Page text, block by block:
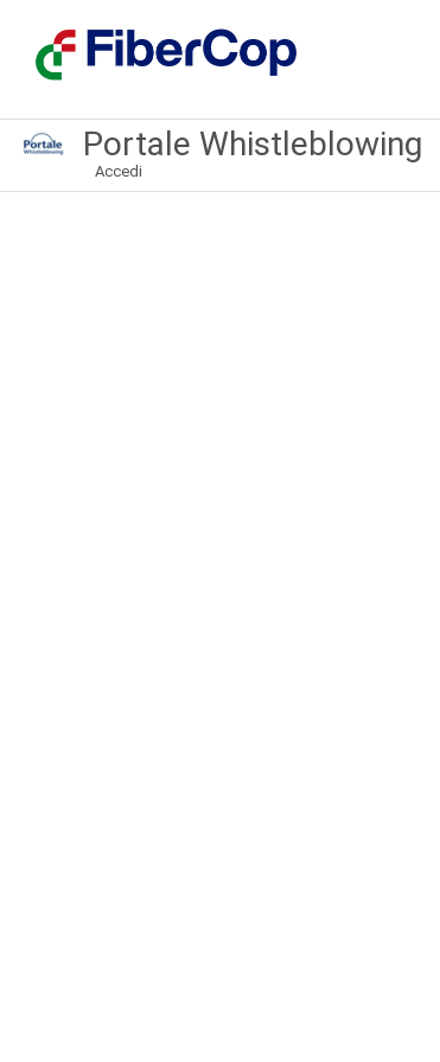
Portale Whistleblowing
Accedi